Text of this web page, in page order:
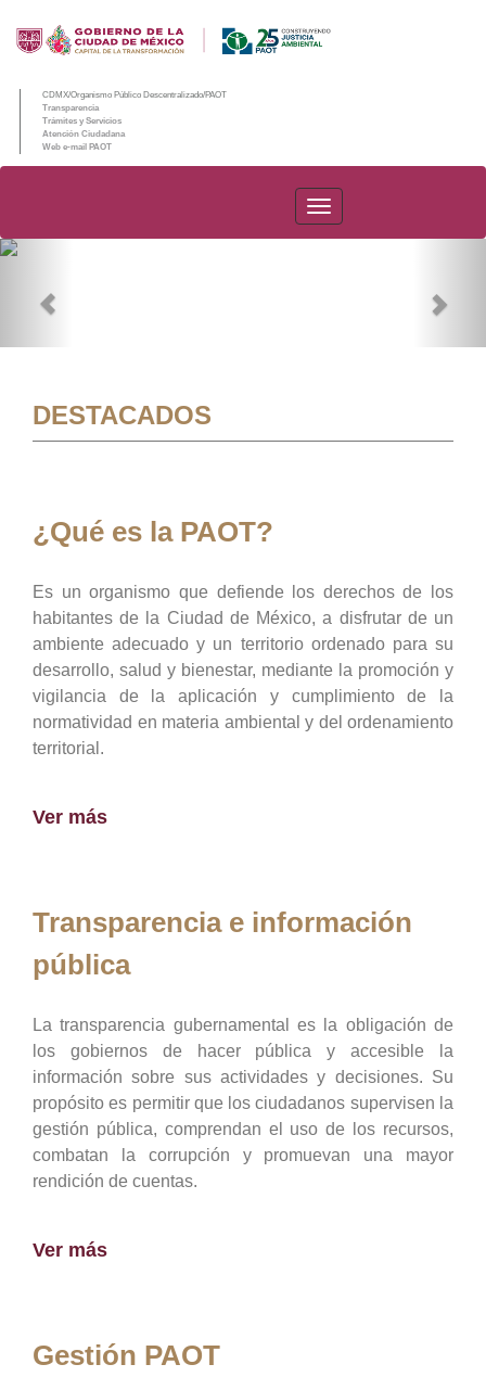
CDMX/Organismo Público Descentralizado/PAOT
Transparencia
Trámites y Servicios
Atención Ciudadana
Web e-mail PAOT
PAOT
DESTACADOS
¿Qué es la PAOT?
Es un organismo que defiende los derechos de los
habitantes de la Ciudad de México, a disfrutar de un
ambiente adecuado y un territorio ordenado para su
desarrollo, salud y bienestar, mediante la promoción y
vigilancia de la aplicación y cumplimiento de la
normatividad en materia ambiental y del ordenamiento
territorial.
Ver más
Transparencia e información
pública
La transparencia gubernamental es la obligación de
los gobiernos de hacer pública y accesible la
información sobre sus actividades y decisiones. Su
propósito es permitir que los ciudadanos supervisen la
gestión pública, comprendan el uso de los recursos,
combatan la corrupción y promuevan una mayor
rendición de cuentas.
Ver más
Gestión PAOT